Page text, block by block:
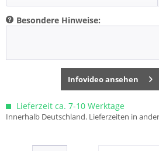
Besondere Hinweise:
Infovideo ansehen
Lieferzeit ca. 7-10 Werktage
Innerhalb Deutschland. Lieferzeiten in